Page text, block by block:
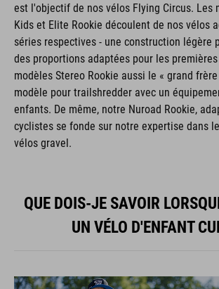
est l'objectif de nos vélos Flying Circus. Les
Kids et Elite Rookie découlent de nos vélos
séries respectives - une construction légère
des proportions adaptées pour les
modèles Stereo Rookie aussi le « grand
modèle pour trailshredder avec un
enfants. De même, notre Nuroad Rookie,
cyclistes se fonde sur notre expertise dans
vélos gravel.
QUE DOIS-JE SAVOIR
UN VÉLO D'ENFANT